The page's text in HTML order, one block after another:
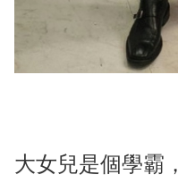
大女兒是個學霸